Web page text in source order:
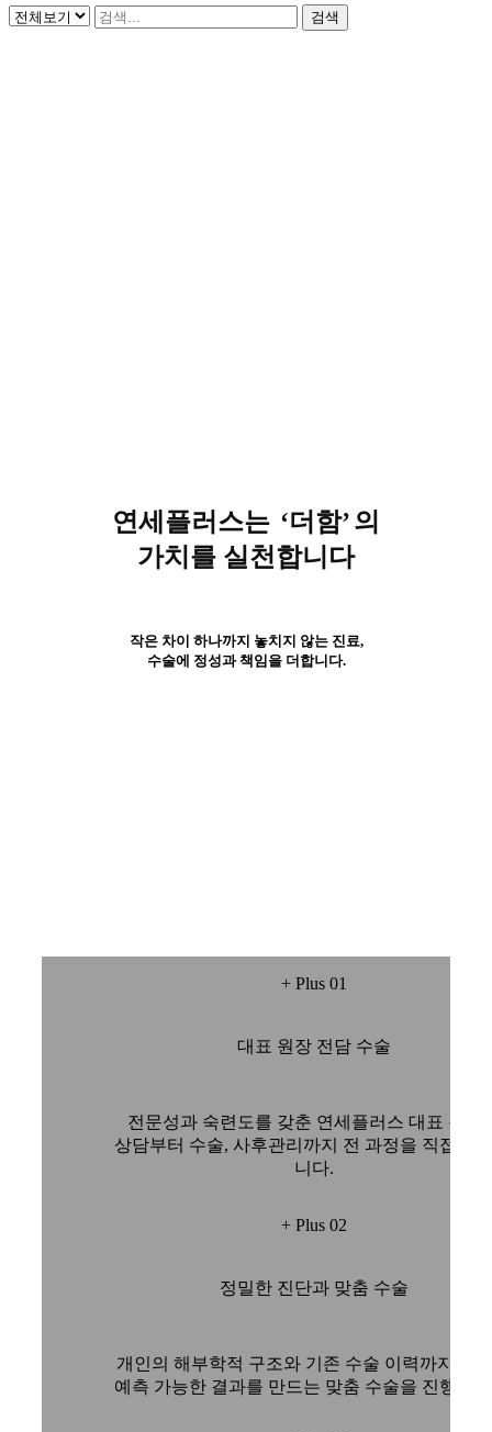
검색
연세플러스는 ‘더함’의
가치를 실천합니다
작은 차이 하나까지 놓치지 않는 진료,
수술에 정성과 책임을 더합니다.
+ Plus 01
대표 원장 전담 수술
전문성과 숙련도를 갖춘 연세플러스 대표 원장
상담부터 수술, 사후관리까지 전 과정을 직접 책
니다.
+ Plus 02
정밀한 진단과 맞춤 수술
개인의 해부학적 구조와 기존 수술 이력까지 고
예측 가능한 결과를 만드는 맞춤 수술을 진행합